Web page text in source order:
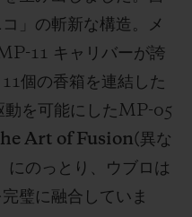
」の斬新な構造。メ
11 キャリバーが誇
11個の香箱を連結した
動を可能にしたMP-05
Art of Fusion(異な
」にのっとり、ウブロは
璧に融合していま